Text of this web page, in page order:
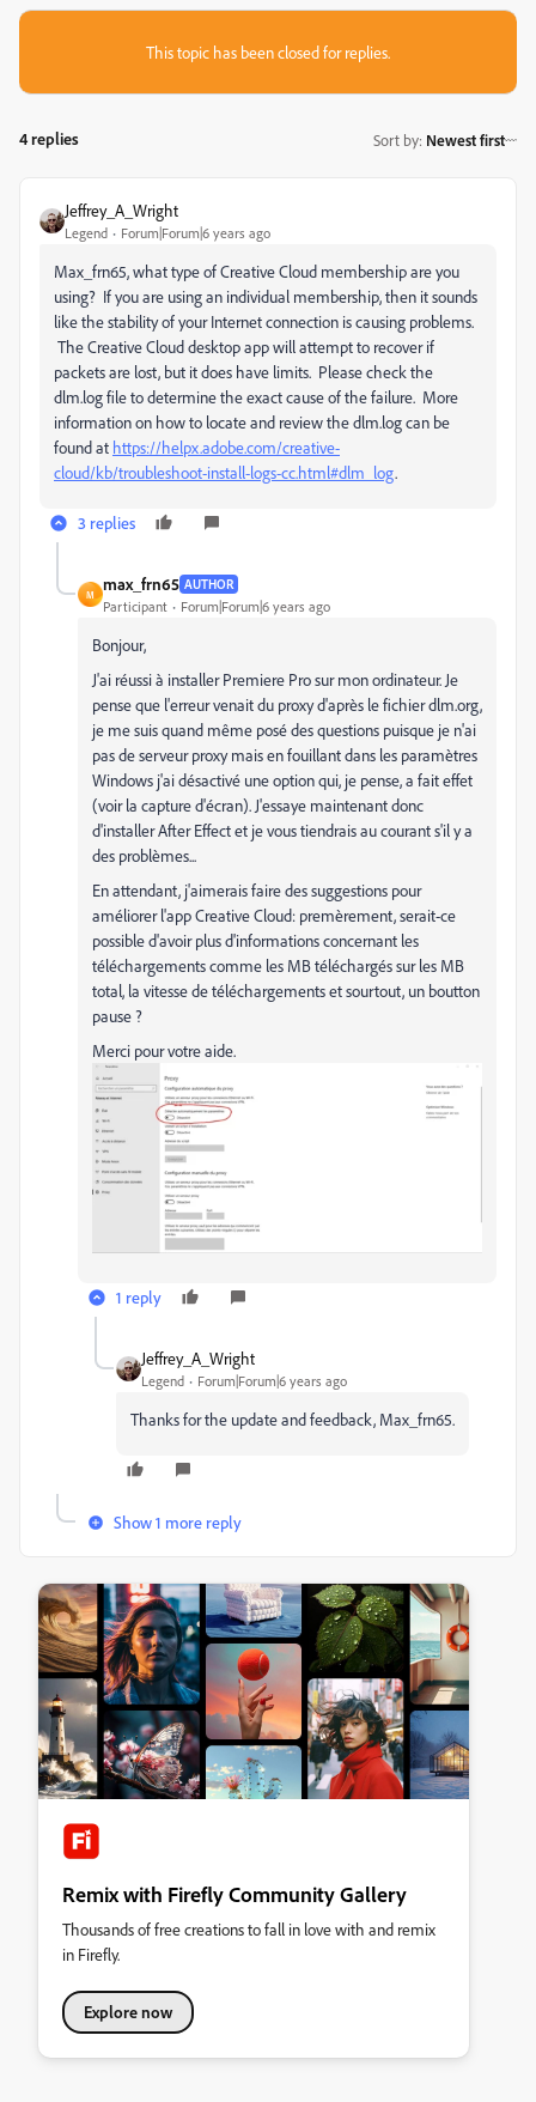
This topic has been closed for replies.
4 replies Sort by: Newest first
Jeffrey_A_Wright
Legend Forum|Forum|6 years ago
Max_frn65, what type of Creative Cloud membership are you
using? If you are using an individual membership, then it sounds
like the stability of your Internet connection is causing problems.
The Creative Cloud desktop app will attempt to recover if
packets are lost, but it does have limits. Please check the
dlm.log file to determine the exact cause of the failure. More
information on how to locate and review the dlm.log can be
found at https://helpx.adobe.com/creative-
cloud/kb/troubleshoot-install-logs-cc.html#dlm_log.
3 replies
M
max_frn65 AUTHOR
Participant Forum|Forum|6 years ago
Bonjour,
J'ai réussi à installer Premiere Pro sur mon ordinateur. Je
pense que l'erreur venait du proxy d'après le fichier dlm.org,
je me suis quand même posé des questions puisque je n'ai
pas de serveur proxy mais en fouillant dans les paramètres
Windows j'ai désactivé une option qui, je pense, a fait effet
(voir la capture d'écran). J'essaye maintenant donc
d'installer After Effect et je vous tiendrais au courant s'il y a
des problèmes...
En attendant, j'aimerais faire des suggestions pour
améliorer l'app Creative Cloud: premèrement, serait-ce
possible d'avoir plus d'informations concernant les
téléchargements comme les MB téléchargés sur les MB
total, la vitesse de téléchargements et sourtout, un boutton
pause ?
Merci pour votre aide.
1 reply
Jeffrey_A_Wright
Legend Forum|Forum|6 years ago
Thanks for the update and feedback, Max_frn65.
Show 1 more reply
Remix with Firefly Community Gallery
Thousands of free creations to fall in love with and remix
in Firefly.
Explore now